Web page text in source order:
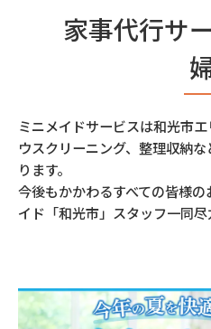
家事代行サ
ミニメイドサービスは和光市
ウスクリーニング、整理収納
ります。
今後もかかわるすべての皆様
イド「和光市」スタッフ一同尽